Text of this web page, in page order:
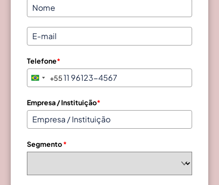
Telefone*
B
a
z
i
+
+55
Empresa / Instituição*
Segmento*